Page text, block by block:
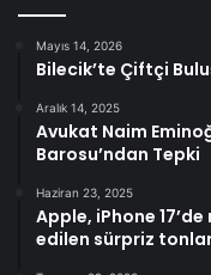
Mayıs 14, 2026
Bilecik’te Çiftçi
Aralık 14, 2025
Avukat Naim
Barosu’ndan Tepki
Haziran 23, 2025
Apple, iPhone
edilen sürpriz